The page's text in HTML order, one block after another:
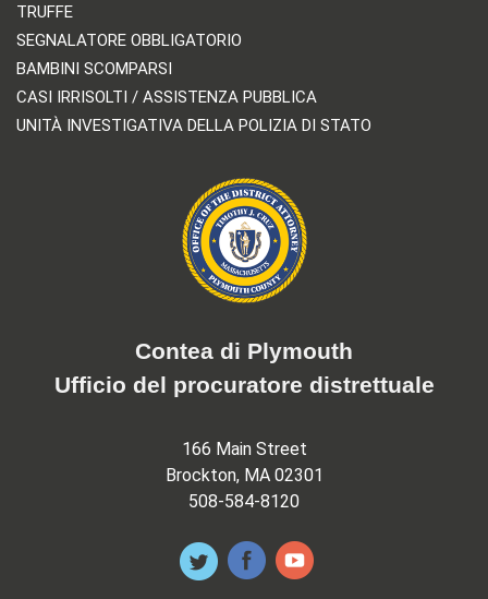
TRUFFE
SEGNALATORE OBBLIGATORIO
BAMBINI SCOMPARSI
CASI IRRISOLTI / ASSISTENZA PUBBLICA
UNITÀ INVESTIGATIVA DELLA POLIZIA DI STATO
Contea di Plymouth
Ufficio del procuratore distrettuale
166 Main Street
Brockton, MA 02301
508-584-8120